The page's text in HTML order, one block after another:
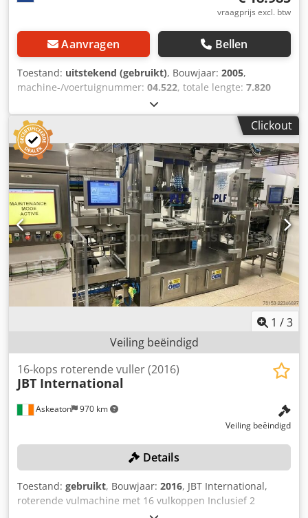
vraagprijs excl. btw
Aanvragen Bellen
Toestand: uitstekend (gebruikt), Bouwjaar: 2005,
machine-/voertuignummer: 04.522, totale lengte: 7.820
2.550 mm
2005 UBH INTERNATIONAL 20FT SWAP BODY tankcontainer
Dcsdozdkyaepfx Am Eek 34.570L / 1 compartiment / 4
schotten, 5 deksels UN PORTABLE T11 EMKD
stoomverwarming bodemlossing 17441 1.4401 geldig 5-
jarig + CSC keuring tot 04-2028 = Verdere informatie =
Algemene informatie Bouwjaar: juli 2005 Modeljaar: 2005
Geschikt materiaal: Chemicaliën Gewichten Leeggewicht:
4.475 kg Laadvermogen: 31.525 kg GVW: 36.000 kg
Functioneel Inhoud laadruimte: 25.000 l Opbouw merk:
CIMC 2016, 20FT, 25.000L, L4BN, UN Portable, T11,
stoomverwarming, bodemlossing, 5Y: 10/2022 Aantal
compartimenten: 1 Staat Technische staat: zeer goed
Optische staat: goed Verdere informatie Neem contact op
met Arne Honingh voor meer informatie.
Clickout
1 /3
Veiling beëindigd
Askeaton 970 km
16-kops roterende vuller (2016)
JBT International
Veiling beëindigd
Details
Toestand: gebruikt, Bouwjaar: 2016, JBT International,
roterende vulmachine met 16 vulkoppen Inclusief 2
Mettler Toledo C-serie/C3/C35 controlewegers De machine